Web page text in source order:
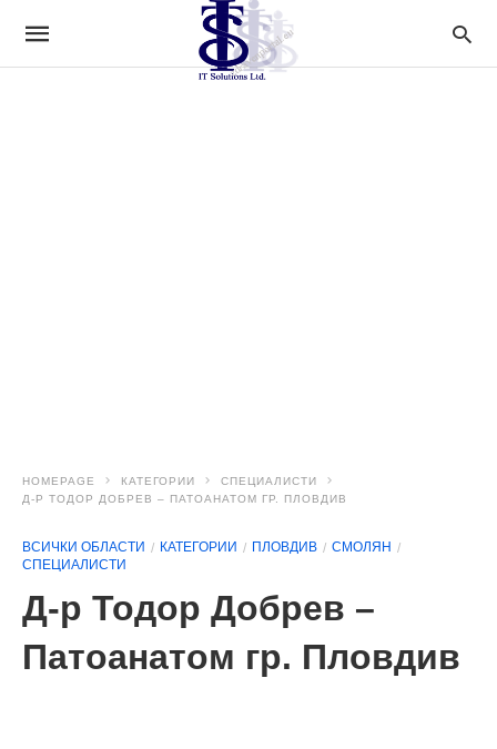
HOMEPAGE КАТЕГОРИИ
СПЕЦИАЛИСТИ
Д-Р ТОДОР ДОБРЕВ – ПАТОАНАТОМ ГР. ПЛОВДИВ
ВСИЧКИ ОБЛАСТИ КАТЕГОРИИ ПЛОВДИВ
СМОЛЯН
СПЕЦИАЛИСТИ
Д-р Тодор Добрев –
Патоанатом гр. Пловдив